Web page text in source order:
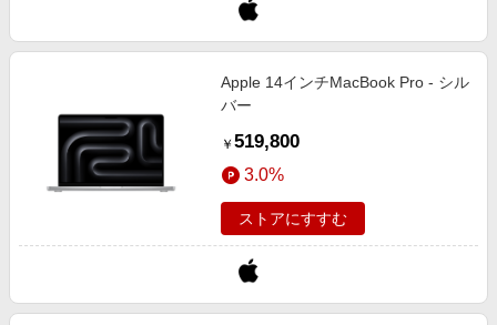
Apple 14インチMacBook Pro - シル
バー
￥ 519,800
3.0%
ストアにすすむ